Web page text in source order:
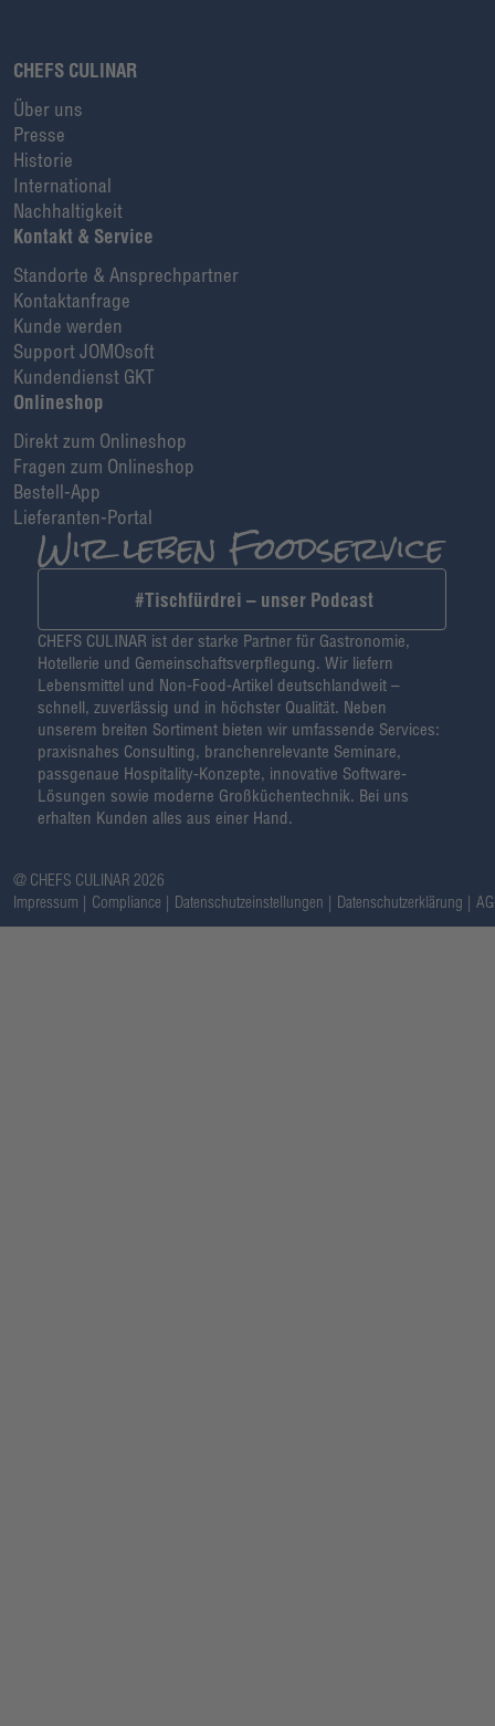
CHEFS CULINAR
Über uns
Presse
Historie
International
Nachhaltigkeit
Kontakt & Service
Standorte & Ansprechpartner
Kontaktanfrage
Kunde werden
Support JOMOsoft
Kundendienst GKT
Onlineshop
Direkt zum Onlineshop
Fragen zum Onlineshop
Bestell-App
Lieferanten-Portal
#Tischfürdrei – unser Podcast
CHEFS CULINAR ist der starke Partner für Gastronomie,
Hotellerie und Gemeinschaftsverpflegung. Wir liefern
Lebensmittel und Non-Food-Artikel deutschlandweit –
schnell, zuverlässig und in höchster Qualität. Neben
unserem breiten Sortiment bieten wir umfassende Services:
praxisnahes Consulting, branchenrelevante Seminare,
passgenaue Hospitality-Konzepte, innovative Software-
Lösungen sowie moderne Großküchentechnik. Bei uns
erhalten Kunden alles aus einer Hand.
@ CHEFS CULINAR 2026
Impressum
Compliance Datenschutzeinstellungen Datenschutzerklärung